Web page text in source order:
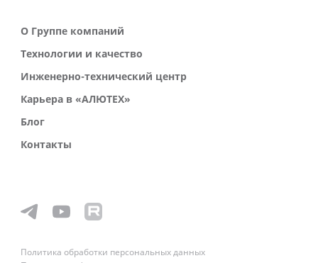
О Группе компаний
Технологии и качество
Инженерно-технический центр
Карьера в «АЛЮТЕХ»
Блог
Контакты
Политика обработки персональных данных